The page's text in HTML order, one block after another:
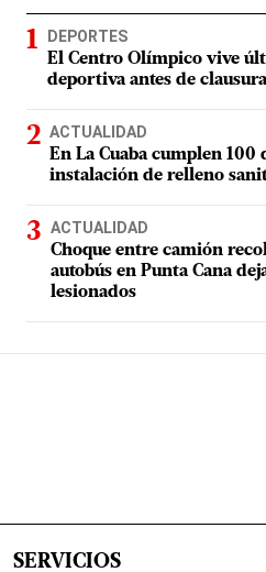
DEPORTES
El Centro Olímpico vive
deportiva antes de
ACTUALIDAD
En La Cuaba cumplen 100
instalación de relleno
ACTUALIDAD
Choque entre camión
autobús en Punta Cana
lesionados
SERVICIOS